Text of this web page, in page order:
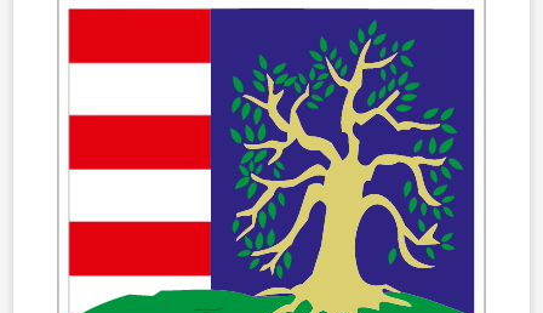
ÖNKORMÁNYZAT
ÜGYINTÉZÉS
KÖZÖSSÉG
HÍREK